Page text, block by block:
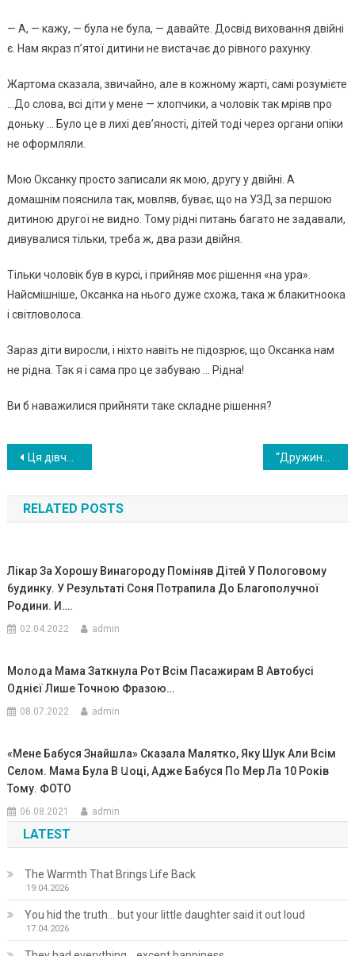
— А, — кажу, — була не була, — давайте. Досвід виховання двійні
є. Нам якраз п’ятої дитини не вистачає до рівного рахунку.
Жартома сказала, звичайно, але в кожному жарті, самі розумієте
…До слова, всі діти у мене — хлопчики, а чоловік так мріяв про
доньку … Було це в лихі дев’яності, дітей тоді через органи опіки
не оформляли.
Мою Оксанку просто записали як мою, другу у двійні. А
домашнім пояснила так, мовляв, буває, що на УЗД за першою
дитиною другої не видно. Тому рідні питань багато не задавали,
дивувалися тільки, треба ж, два рази двійня.
Тільки чоловік був в курсі, і прийняв моє рішення «на ура».
Найсмішніше, Оксанка на нього дуже схожа, така ж блакитноока
і світловолоса.
Зараз діти виросли, і ніхто навіть не підозрює, що Оксанка нам
не рідна. Так я і сама про це забуваю … Рідна!
Ви б наважилися прийняти таке складне рішення?
Навигация
по
записям
Ця дівчинка прочитала на святкуванні вірш, якому її навчив дідусь. Зал впав у ступор
RELATED POSTS
Лікap За Хорошу Винагороду Поміняв Дітей У Пологовому
6удинку. У Результаті Соня Потрапила До Благополучної
Родини. И….
02.04.2022 admin
Молода Мама Заткнула Рот Всім Пасажирам В Автобусі
Однієї Лише Точною Фразою…
08.07.2022 admin
«Мене Бабуся Знайшла» Сказала Малятко, Яку Шук Али Всім
Селом. Мама Була В Աоці, Адже Бабуся По Мер Ла 10 Років
Тому. ФОТО
06.08.2021 admin
LATEST
The Warmth That Brings Life Back
19.04.2026
You hid the truth… but your little daughter said it out loud
17.04.2026